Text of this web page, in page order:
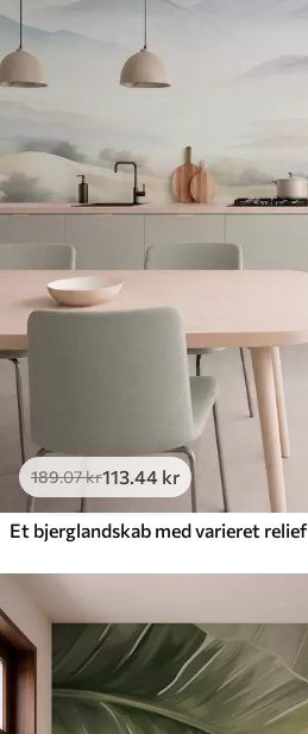
189.07kr113.44 kr
Et bjerglandskab med varieret relief